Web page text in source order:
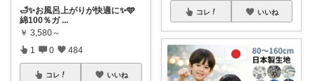
🛁✨お風呂上がりが快適に✨🩵
綿100％ガ ...
￥ 3,580～
1 0 484
コレ いいね
コレ いいね